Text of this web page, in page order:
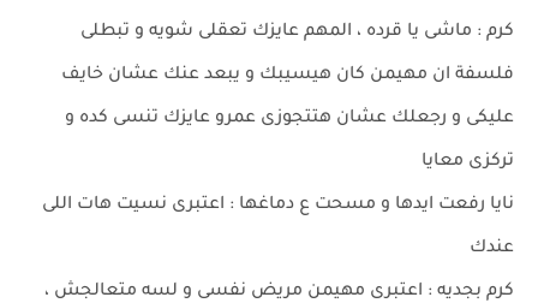
كرم : ماشى يا قرده ، المهم عايزك تعقلى شويه و تبطلى
فلسفة ان مهيمن كان هيسيبك و يبعد عنك عشان خايف
عليكى و رجعلك عشان هتتجوزى عمرو عايزك تنسى كده و
تركزى معايا
نايا رفعت ايدها و مسحت ع دماغها : اعتبرى نسيت هات اللى
عندك
كرم بجديه : اعتبرى مهيمن مريض نفسى و لسه متعالجش ،